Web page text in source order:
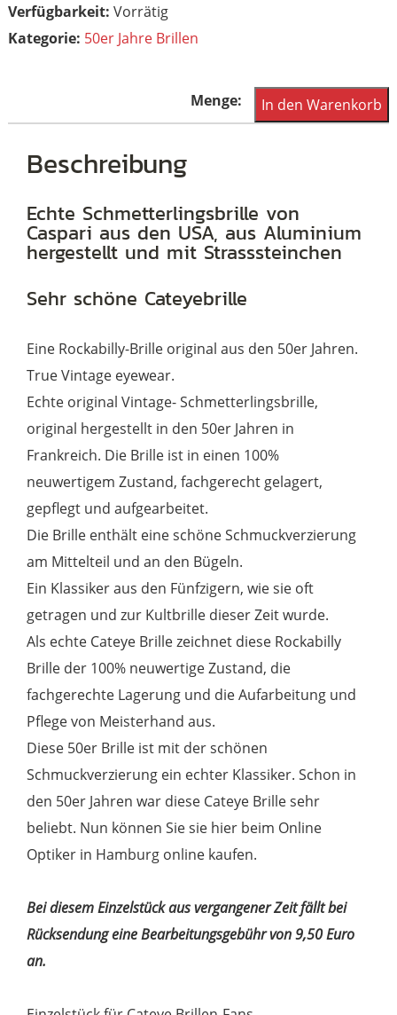
Vorrätig
Kategorie: 50er Jahre Brillen
Cateye
Brille,
den
50er
Jahren,
Menge
In den Warenkorb
Beschreibung
Echte Schmetterlingsbrille von
Caspari aus den USA, aus Aluminium
hergestellt und mit Strasssteinchen
Sehr schöne Cateyebrille
Eine Rockabilly-Brille original aus den 50er Jahren.
True Vintage eyewear.
Echte original Vintage- Schmetterlingsbrille,
original hergestellt in den 50er Jahren in
Frankreich. Die Brille ist in einen 100%
neuwertigem Zustand, fachgerecht gelagert,
gepflegt und aufgearbeitet.
Die Brille enthält eine schöne Schmuckverzierung
am Mittelteil und an den Bügeln.
Ein Klassiker aus den Fünfzigern, wie sie oft
getragen und zur Kultbrille dieser Zeit wurde.
Als echte Cateye Brille zeichnet diese Rockabilly
Brille der 100% neuwertige Zustand, die
fachgerechte Lagerung und die Aufarbeitung und
Pflege von Meisterhand aus.
Diese 50er Brille ist mit der schönen
Schmuckverzierung ein echter Klassiker. Schon in
den 50er Jahren war diese Cateye Brille sehr
beliebt. Nun können Sie sie hier beim Online
Optiker in Hamburg online kaufen.
Bei diesem Einzelstück aus vergangener Zeit fällt bei
Rücksendung eine Bearbeitungsgebühr von 9,50 Euro
an.